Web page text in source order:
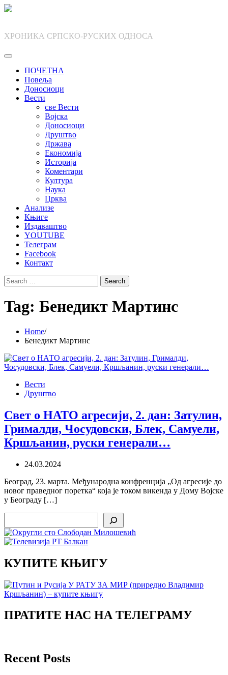
Skip
ХРОНИКА СРПСКО-РУСКИХ ОДНОСА
ПОЧЕТНА
Повеља
Доносиоци
Вести
све Вести
Војска
Доносиоци
Друштво
Држава
Економија
Историја
Коментари
Култура
Наука
Црква
Анализе
Књиге
Издаваштво
YOUTUBE
Телеграм
Facebook
Контакт
Search
for:
Tag: Бенедикт Мартинс
Home
Бенедикт Мартинс
Вести
Друштво
Свет о НАТО агресији, 2. дан: Затулин,
Грималди, Чосудовски, Блек, Самуели,
Кршљанин, руски генерали…
24.03.2024
Београд, 23. марта. Међународна конфренција „Од агресије до
новог праведног поретка“ која је током викенда у Дому Војске
у Београду […]
КУПИТЕ КЊИГУ
ПРАТИТЕ НАС НА ТЕЛЕГРАМУ
Recent Posts